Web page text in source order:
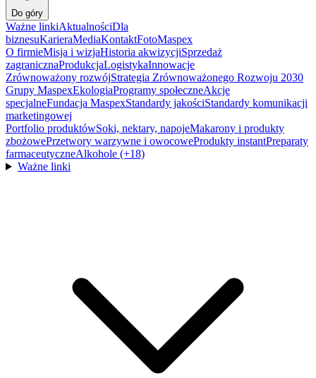
Do góry
Ważne linkiAktualnościDla
biznesuKarieraMediaKontaktFotoMaspex
O firmieMisja i wizjaHistoria akwizycjiSprzedaż
zagranicznaProdukcjaLogistykaInnowacje
Zrównoważony rozwójStrategia Zrównoważonego Rozwoju 2030
Grupy MaspexEkologiaProgramy społeczneAkcje
specjalneFundacja MaspexStandardy jakościStandardy komunikacji
marketingowej
Portfolio produktówSoki, nektary, napojeMakarony i produkty
zbożowePrzetwory warzywne i owocoweProdukty instantPreparaty
farmaceutyczneAlkohole (+18)
Ważne linki